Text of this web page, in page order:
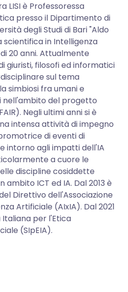
LISI è Professoressa
presso il Dipartimento di
degli Studi di Bari "Aldo
scientifica in Intelligenza
20 anni. Attualmente
giuristi, filosofi ed informatici
sul tema
simbiosi fra umani e
nell'ambito del progetto
Negli ultimi anni si è
intensa attività di impegno
di eventi di
intorno agli impatti dell'IA
a cuore le
discipline cosiddette
ambito ICT ed IA. Dal 2013 è
Direttivo dell'Associazione
Artificiale (AIxIA). Dal 2021
per l'Etica
(SIpEIA).